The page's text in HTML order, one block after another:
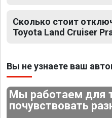
Сколько стоит
Toyota Land Cruiser
Вы не узнаете ваш
Мы работаем для
почувствовать